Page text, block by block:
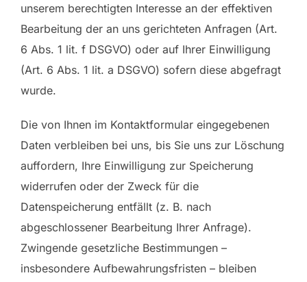
unserem berechtigten Interesse an der effektiven
Bearbeitung der an uns gerichteten Anfragen (Art.
6 Abs. 1 lit. f DSGVO) oder auf Ihrer Einwilligung
(Art. 6 Abs. 1 lit. a DSGVO) sofern diese abgefragt
wurde.
Die von Ihnen im Kontaktformular eingegebenen
Daten verbleiben bei uns, bis Sie uns zur Löschung
auffordern, Ihre Einwilligung zur Speicherung
widerrufen oder der Zweck für die
Datenspeicherung entfällt (z. B. nach
abgeschlossener Bearbeitung Ihrer Anfrage).
Zwingende gesetzliche Bestimmungen –
insbesondere Aufbewahrungsfristen – bleiben